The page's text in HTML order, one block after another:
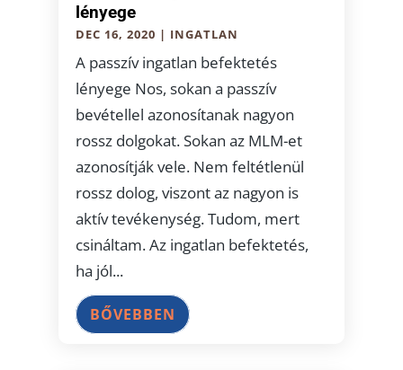
lényege
DEC 16, 2020 | INGATLAN
A passzív ingatlan befektetés
lényege Nos, sokan a passzív
bevétellel azonosítanak nagyon
rossz dolgokat. Sokan az MLM-et
azonosítják vele. Nem feltétlenül
rossz dolog, viszont az nagyon is
aktív tevékenység. Tudom, mert
csináltam. Az ingatlan befektetés,
ha jól...
BŐVEBBEN